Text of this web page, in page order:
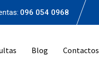
096 054 0968
Blog Contactos